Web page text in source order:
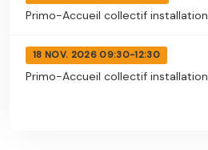
Primo-Accueil collectif installation
18 NOV. 2026 09:30-12:30
Primo-Accueil collectif installation